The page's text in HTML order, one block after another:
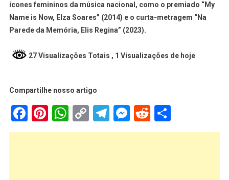
ícones femininos da música nacional, como o premiado “My
Name is Now, Elza Soares” (2014) e o curta-metragem “Na
Parede da Memória, Elis Regina” (2023).
27 Visualizações Totais , 1 Visualizações de hoje
Compartilhe nosso artigo
Facebook
Pinterest
WhatsApp
Copy
Link
Telegram
Messenger
Reddit
Share